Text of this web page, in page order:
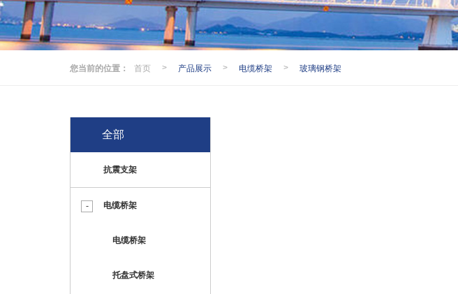
您当前的位置： 首页 > 产品展示 > 电缆桥架 > 玻璃钢桥架
全部
抗震支架
电缆桥架
电缆桥架
托盘式桥架